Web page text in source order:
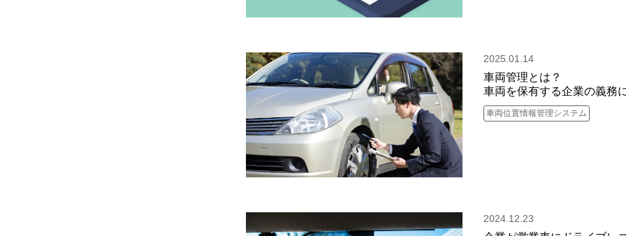
2025.01.14
車両管理とは？
車両を保有する企業の義務
車両位置情報管理システム
2024.12.23